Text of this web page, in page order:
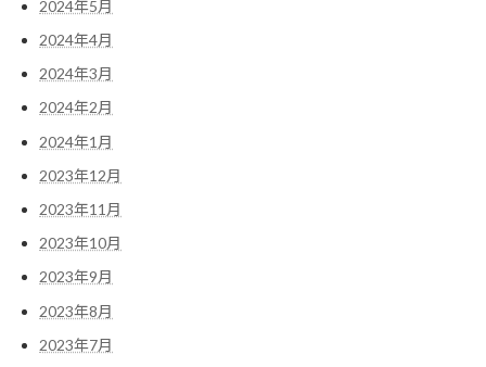
2024年5月
2024年4月
2024年3月
2024年2月
2024年1月
2023年12月
2023年11月
2023年10月
2023年9月
2023年8月
2023年7月